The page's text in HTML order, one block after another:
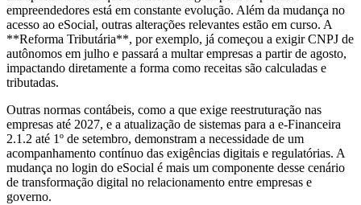
empreendedores está em constante evolução. Além da mudança no
acesso ao eSocial, outras alterações relevantes estão em curso. A
**Reforma Tributária**, por exemplo, já começou a exigir CNPJ de
autônomos em julho e passará a multar empresas a partir de agosto,
impactando diretamente a forma como receitas são calculadas e
tributadas.
Outras normas contábeis, como a que exige reestruturação nas
empresas até 2027, e a atualização de sistemas para a e-Financeira
2.1.2 até 1º de setembro, demonstram a necessidade de um
acompanhamento contínuo das exigências digitais e regulatórias. A
mudança no login do eSocial é mais um componente desse cenário
de transformação digital no relacionamento entre empresas e
governo.